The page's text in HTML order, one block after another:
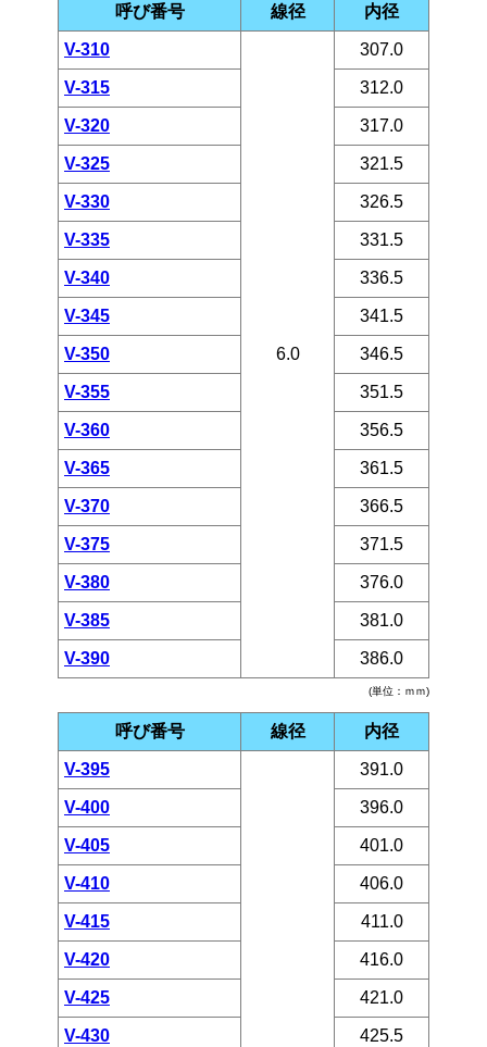
(単位：ｍｍ)
呼び番号 線径 内径
V-310
6.0
307.0
V-315 312.0
V-320 317.0
V-325 321.5
V-330 326.5
V-335 331.5
V-340 336.5
V-345 341.5
V-350 346.5
V-355 351.5
V-360 356.5
V-365 361.5
V-370 366.5
V-375 371.5
V-380 376.0
V-385 381.0
V-390 386.0
呼び番号 線径 内径
V-395 391.0
V-400 396.0
V-405 401.0
V-410 406.0
V-415 411.0
V-420 416.0
V-425 421.0
V-430 425.5